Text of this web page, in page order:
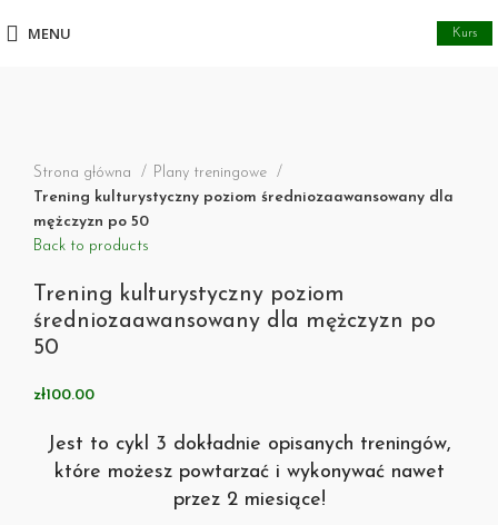
MENU Kurs
Strona główna
Plany treningowe
Trening kulturystyczny poziom średniozaawansowany dla
mężczyzn po 50
Back to products
Trening kulturystyczny poziom
średniozaawansowany dla mężczyzn po
50
zł100.00
Jest to cykl 3 dokładnie opisanych treningów,
które możesz powtarzać i wykonywać nawet
przez 2 miesiące!